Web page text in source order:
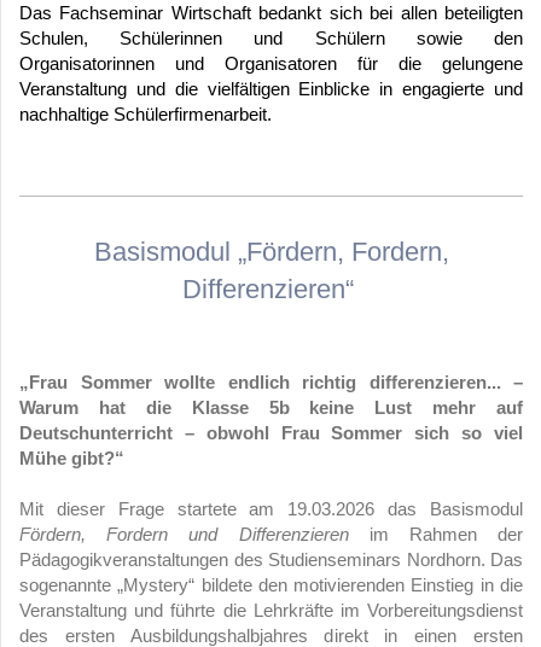
Das Fachseminar Wirtschaft bedankt sich bei allen beteiligten
Schulen, Schülerinnen und Schülern sowie den
Organisatorinnen und Organisatoren für die gelungene
Veranstaltung und die vielfältigen Einblicke in engagierte und
nachhaltige Schülerfirmenarbeit.
Basismodul „Fördern, Fordern,
Differenzieren“
„Frau Sommer wollte endlich richtig differenzieren... –
Warum hat die Klasse 5b keine Lust mehr auf
Deutschunterricht – obwohl Frau Sommer sich so viel
Mühe gibt?“
Mit dieser Frage startete am 19.03.2026 das Basismodul
Fördern, Fordern und Differenzierenim Rahmen der
Pädagogikveranstaltungen des Studienseminars Nordhorn. Das
sogenannte „Mystery“ bildete den motivierenden Einstieg in die
Veranstaltung und führte die Lehrkräfte im Vorbereitungsdienst
des ersten Ausbildungshalbjahres direkt in einen ersten